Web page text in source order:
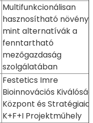
Multifunkcionálisan
hasznosítható
mint alternatívák a
fenntartható
mezőgazdaság
szolgálatában
Festetics Imre
Bioinnovációs
Központ és Stratégiaia
K+F+I Projektműhely